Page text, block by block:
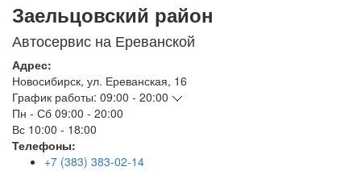
Заельцовский район
Автосервис на Ереванской
Адрес:
Новосибирск, ул. Ереванская, 16
График работы: 09:00 - 20:00
Пн - Сб 09:00 - 20:00
Вс 10:00 - 18:00
Телефоны:
+7 (383) 383-02-14